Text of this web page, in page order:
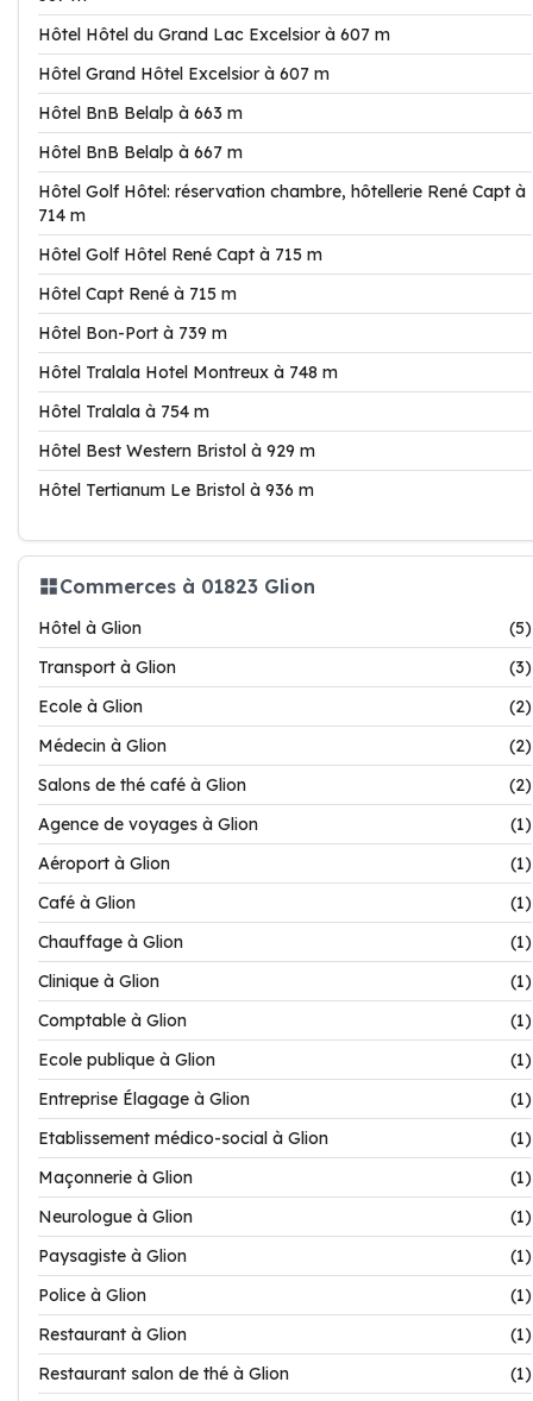
Hôtel Hôtel du Grand Lac Excelsior à 607 m
Hôtel Grand Hôtel Excelsior à 607 m
Hôtel BnB Belalp à 663 m
Hôtel BnB Belalp à 667 m
Hôtel Golf Hôtel: réservation chambre, hôtellerie René Capt à
714 m
Hôtel Golf Hôtel René Capt à 715 m
Hôtel Capt René à 715 m
Hôtel Bon-Port à 739 m
Hôtel Tralala Hotel Montreux à 748 m
Hôtel Tralala à 754 m
Hôtel Best Western Bristol à 929 m
Hôtel Tertianum Le Bristol à 936 m
Commerces à 01823 Glion
Hôtel à Glion
(5)
Transport à Glion
(3)
Ecole à Glion
(2)
Médecin à Glion
(2)
Salons de thé café à Glion
(2)
Agence de voyages à Glion
(1)
Aéroport à Glion
(1)
Café à Glion
(1)
Chauffage à Glion
(1)
Clinique à Glion
(1)
Comptable à Glion
(1)
Ecole publique à Glion
(1)
Entreprise Élagage à Glion
(1)
Etablissement médico-social à Glion
(1)
Maçonnerie à Glion
(1)
Neurologue à Glion
(1)
Paysagiste à Glion
(1)
Police à Glion
(1)
Restaurant à Glion
(1)
Restaurant salon de thé à Glion
(1)